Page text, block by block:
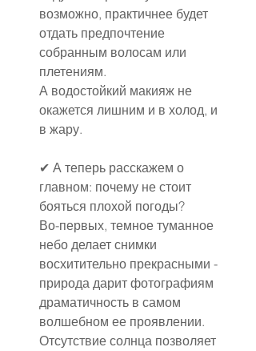
возможно, практичнее будет
отдать предпочтение
собранным волосам или
плетениям.
А водостойкий макияж не
окажется лишним и в холод, и
в жару.
✔ А теперь расскажем о
главном: почему не стоит
бояться плохой погоды?
Во-первых, темное туманное
небо делает снимки
восхитительно прекрасными -
природа дарит фотографиям
драматичность в самом
волшебном ее проявлении.
Отсутствие солнца позволяет